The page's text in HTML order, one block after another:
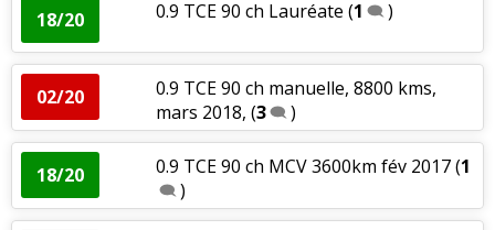
18/20 0.9 TCE 90 ch Lauréate (1 )
02/20
0.9 TCE 90 ch manuelle, 8800 kms,
mars 2018, (3 )
18/20 0.9 TCE 90 ch MCV 3600km fév 2017(1
)